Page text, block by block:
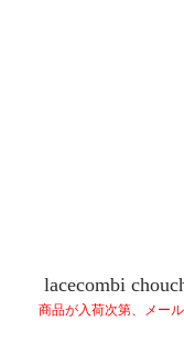
lacecombi
商品が入荷次第、メー